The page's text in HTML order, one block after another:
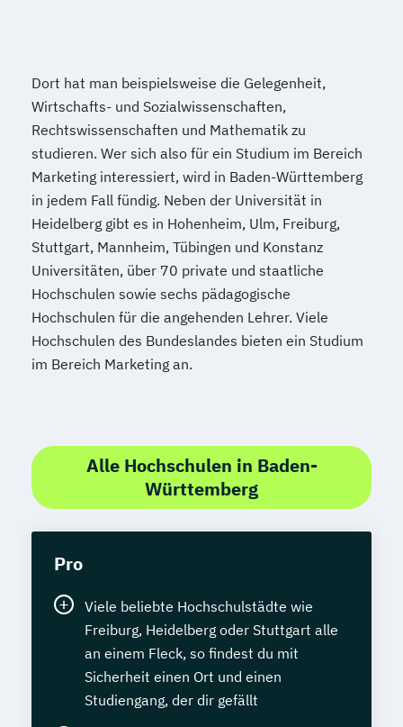
Dort hat man beispielsweise die Gelegenheit,
Wirtschafts- und Sozialwissenschaften,
Rechtswissenschaften und Mathematik zu
studieren. Wer sich also für ein Studium im Bereich
Marketing interessiert, wird in Baden-Württemberg
in jedem Fall fündig. Neben der Universität in
Heidelberg gibt es in Hohenheim, Ulm, Freiburg,
Stuttgart, Mannheim, Tübingen und Konstanz
Universitäten, über 70 private und staatliche
Hochschulen sowie sechs pädagogische
Hochschulen für die angehenden Lehrer. Viele
Hochschulen des Bundeslandes bieten ein Studium
im Bereich Marketing an.
Alle Hochschulen in Baden-
Württemberg
Pro
Viele beliebte Hochschulstädte wie
Freiburg, Heidelberg oder Stuttgart alle
an einem Fleck, so findest du mit
Sicherheit einen Ort und einen
Studiengang, der dir gefällt